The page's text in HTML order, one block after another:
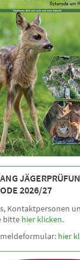
2026/27
Kontaktpersonen
bitte hier klicken.
hier